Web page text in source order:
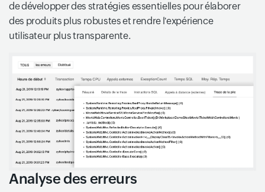
Analyse des erreurs
de développer des stratégies essentielles pour élaborer
des produits plus robustes et rendre l'expérience
utilisateur plus transparente.